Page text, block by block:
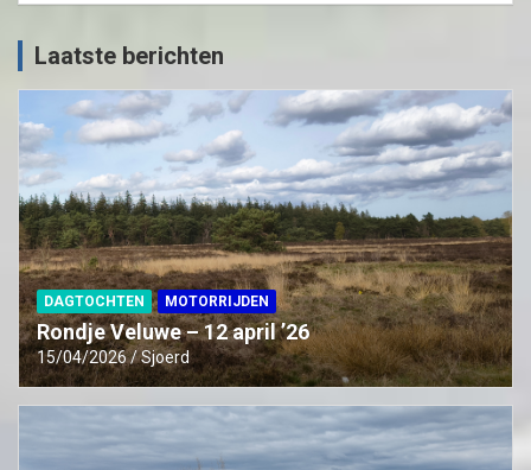
Laatste berichten
DAGTOCHTEN MOTORRIJDEN
Rondje Veluwe – 12 april ’26
15/04/2026 Sjoerd